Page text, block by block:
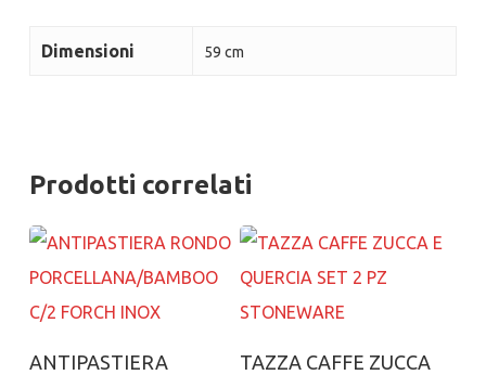
Dimensioni 59 cm
Prodotti correlati
Aggiungi al carrello
ANTIPASTIERA
Aggiungi al carrello
TAZZA CAFFE ZUCCA